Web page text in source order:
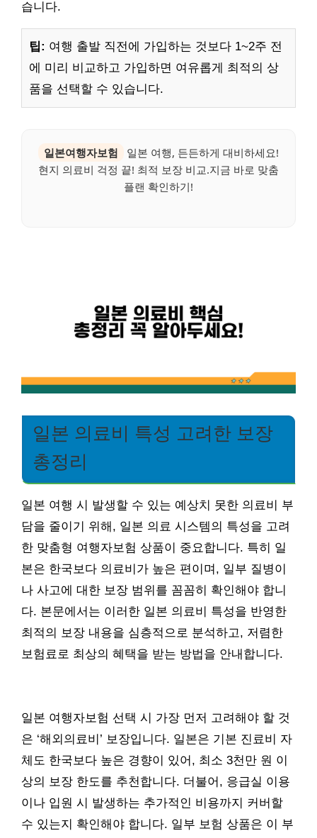
습니다.
팁: 여행 출발 직전에 가입하는 것보다 1~2주 전
에 미리 비교하고 가입하면 여유롭게 최적의 상
품을 선택할 수 있습니다.
일본여행자보험
일본 여행, 든든하게 대비하세요!
현지 의료비 걱정 끝! 최적 보장 비교.지금 바로 맞춤
플랜 확인하기!
일본 의료비 특성 고려한 보장
총정리
일본 여행 시 발생할 수 있는 예상치 못한 의료비 부
담을 줄이기 위해, 일본 의료 시스템의 특성을 고려
한 맞춤형 여행자보험 상품이 중요합니다. 특히 일
본은 한국보다 의료비가 높은 편이며, 일부 질병이
나 사고에 대한 보장 범위를 꼼꼼히 확인해야 합니
다. 본문에서는 이러한 일본 의료비 특성을 반영한
최적의 보장 내용을 심층적으로 분석하고, 저렴한
보험료로 최상의 혜택을 받는 방법을 안내합니다.
일본 여행자보험 선택 시 가장 먼저 고려해야 할 것
은 ‘해외의료비’ 보장입니다. 일본은 기본 진료비 자
체도 한국보다 높은 경향이 있어, 최소 3천만 원 이
상의 보장 한도를 추천합니다. 더불어, 응급실 이용
이나 입원 시 발생하는 추가적인 비용까지 커버할
수 있는지 확인해야 합니다. 일부 보험 상품은 이 부